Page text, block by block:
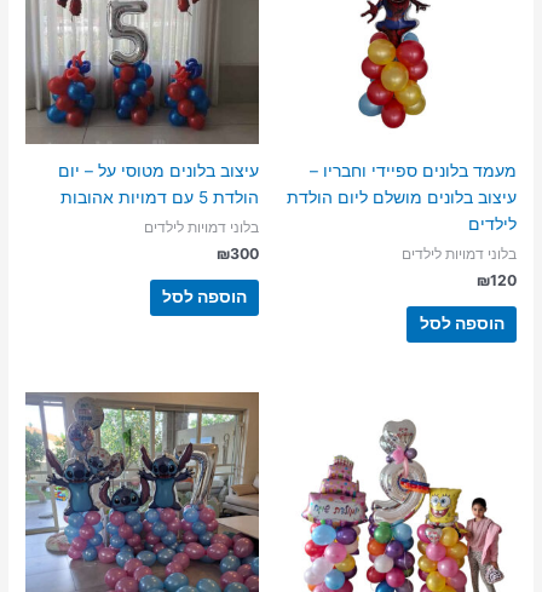
מעמד בלונים ספיידי וחבריו –
עיצוב בלונים מושלם ליום הולדת
לילדים
בלוני דמויות לילדים
₪120
הוספה לסל
עיצוב בלונים מטוסי על – יום
הולדת 5 עם דמויות אהובות
בלוני דמויות לילדים
₪300
הוספה לסל